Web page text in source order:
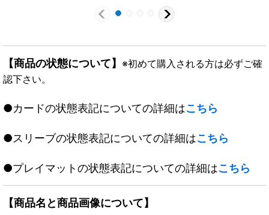
【商品の状態について】 ※初めて購入される方は必ずご確
認下さい。
●カードの状態表記についての詳細はこちら
●スリーブの状態表記についての詳細はこちら
●プレイマットの状態表記についての詳細はこちら
【商品名と商品画像について】